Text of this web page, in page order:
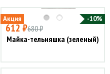
Акция -10%
612 ₽680 ₽
Майка-тельняшка (зеленый)